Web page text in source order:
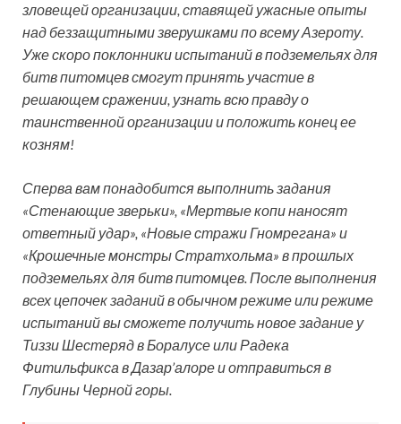
зловещей организации, ставящей ужасные опыты
над беззащитными зверушками по всему Азероту.
Уже скоро поклонники испытаний в подземельях для
битв питомцев смогут принять участие в
решающем сражении, узнать всю правду о
таинственной организации и положить конец ее
козням!
Сперва вам понадобится выполнить задания
«Стенающие зверьки», «Мертвые копи наносят
ответный удар», «Новые стражи Гномрегана» и
«Крошечные монстры Стратхольма» в прошлых
подземельях для битв питомцев. После выполнения
всех цепочек заданий в обычном режиме или режиме
испытаний вы сможете получить новое задание у
Тиззи Шестеряд в Боралусе или Радека
Фитильфикса в Дазар’алоре и отправиться в
Глубины Черной горы.